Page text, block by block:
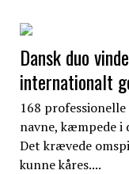
Dansk duo
internationalt
168
navne, kæmpede i
Det krævede
kunne kåres....